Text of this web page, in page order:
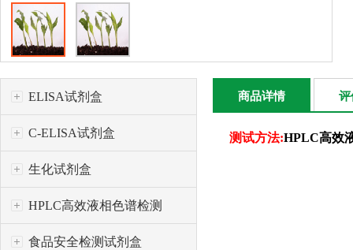
ELISA试剂盒
C-ELISA试剂盒
生化试剂盒
HPLC高效液相色谱检测
食品安全检测试剂盒
商品详情 评
测试方法:HPLC高效